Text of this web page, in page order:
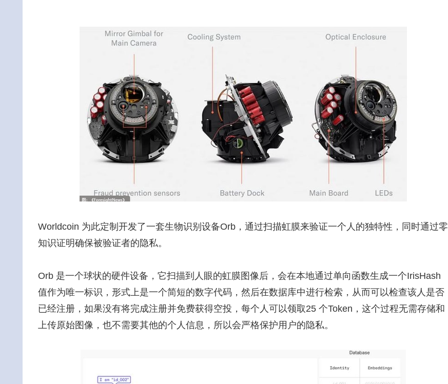
Worldcoin 为此定制开发了一套生物识别设备Orb，通过扫描虹膜来验证一个人的独特性，同时通过零
知识证明确保被验证者的隐私。
Orb 是一个球状的硬件设备，它扫描到人眼的虹膜图像后，会在本地通过单向函数生成一个IrisHash
值作为唯一标识，形式上是一个简短的数字代码，然后在数据库中进行检索，从而可以检查该人是否
已经注册，如果没有将完成注册并免费获得空投，每个人可以领取25 个Token，这个过程无需存储和
上传原始图像，也不需要其他的个人信息，所以会严格保护用户的隐私。